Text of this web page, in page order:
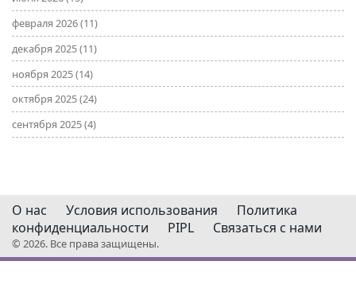
февраля 2026(11)
декабря 2025(11)
ноября 2025(14)
октября 2025(24)
сентября 2025(4)
О нас Условия использования
Политика
конфиденциальности
PIPL Связаться с нами
© 2026. Все права защищены.